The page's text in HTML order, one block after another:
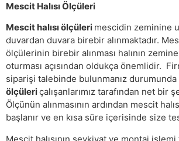
Mescit Halısı Ölçüleri
Mescit halısı ölçüleri mescidin zeminine
duvardan duvara birebir alınmaktadır.
ölçülerinin birebir alınması halının
oturması açısından oldukça önemlidir.
siparişi talebinde bulunmanız durumunda
ölçüleriçalışanlarımız tarafından net bir
Ölçünün alınmasının ardından mescit
başlanır ve en kısa süre içerisinde size